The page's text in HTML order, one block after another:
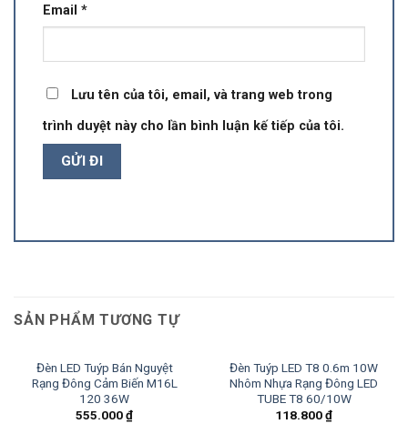
Email *
Lưu tên của tôi, email, và trang web trong
trình duyệt này cho lần bình luận kế tiếp của tôi.
SẢN PHẨM TƯƠNG TỰ
Đèn LED Tuýp Bán Nguyệt
Rạng Đông Cảm Biến M16L
120 36W
555.000₫
Đèn Tuýp LED T8 0.6m 10W
Nhôm Nhựa Rạng Đông LED
TUBE T8 60/10W
118.800₫